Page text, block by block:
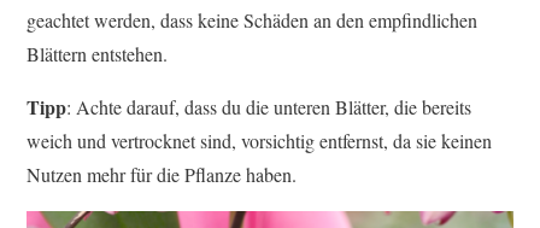
geachtet werden, dass keine Schäden an den empfindlichen
Blättern entstehen.
Tipp: Achte darauf, dass du die unteren Blätter, die bereits
weich und vertrocknet sind, vorsichtig entfernst, da sie keinen
Nutzen mehr für die Pflanze haben.